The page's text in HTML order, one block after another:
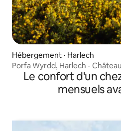
Hébergement ⋅ Harlech
Porfa Wyrdd, Harlech -
Le confort d'un
mensuels